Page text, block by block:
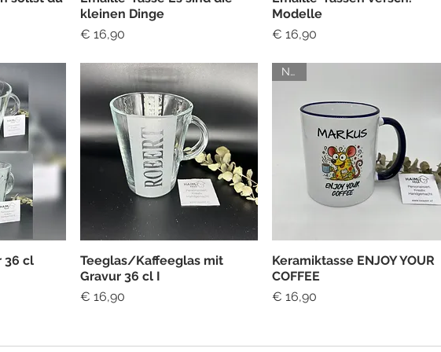
kleinen Dinge
Preis
€ 16,90
Modelle
Preis
€ 16,90
36 cl
Schnellansicht
Teeglas/Kaffeeglas mit
Gravur 36 cl I
Preis
€ 16,90
Schnellansicht
NEU
Keramiktasse ENJOY YOUR
COFFEE
Preis
€ 16,90